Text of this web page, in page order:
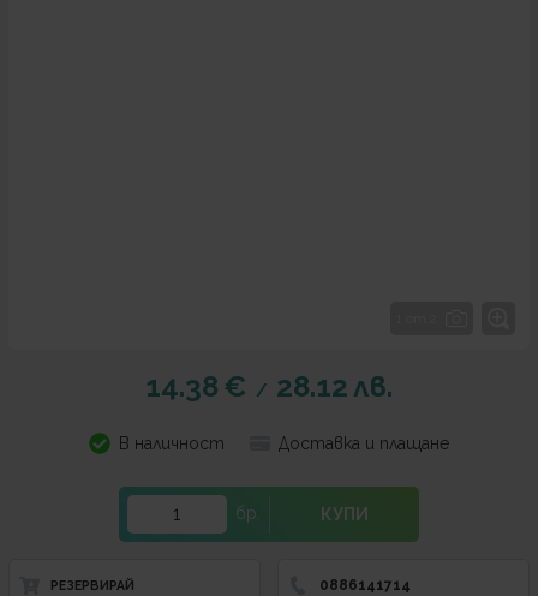
14.38 € / 28.12лв.
В наличност Доставка и плащане
бр. КУПИ
РЕЗЕРВИРАЙ 0886141714